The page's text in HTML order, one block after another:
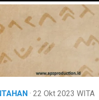
· 22 Okt 2023 WITA